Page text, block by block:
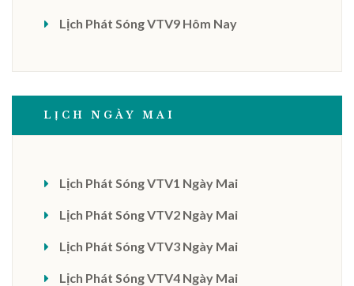
Lịch Phát Sóng VTV9 Hôm Nay
LỊCH NGÀY MAI
Lịch Phát Sóng VTV1 Ngày Mai
Lịch Phát Sóng VTV2 Ngày Mai
Lịch Phát Sóng VTV3 Ngày Mai
Lịch Phát Sóng VTV4 Ngày Mai